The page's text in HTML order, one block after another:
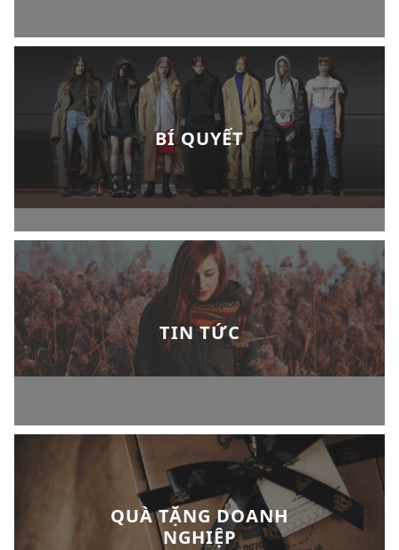
BÍ QUYẾT
TIN TỨC
QUÀ TẶNG DOANH
NGHIỆP